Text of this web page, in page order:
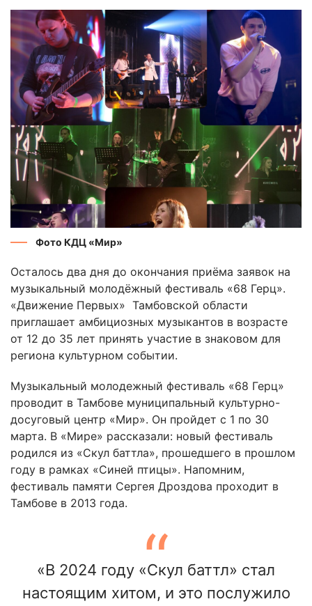
Фото КДЦ «Мир»
Осталось два дня до окончания приёма заявок на
музыкальный молодёжный фестиваль «68 Герц».
«Движение Первых» Тамбовской области
приглашает амбициозных музыкантов в возрасте
от 12 до 35 лет принять участие в знаковом для
региона культурном событии.
Музыкальный молодежный фестиваль «68 Герц»
проводит в Тамбове муниципальный культурно-
досуговый центр «Мир». Он пройдет с 1 по 30
марта. В «Мире» рассказали: новый фестиваль
родился из «Скул баттла», прошедшего в прошлом
году в рамках «Синей птицы». Напомним,
фестиваль памяти Сергея Дроздова проходит в
Тамбове в 2013 года.
«В 2024 году «Скул баттл» стал
настоящим хитом, и это послужило